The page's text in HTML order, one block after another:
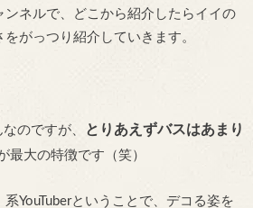
ンネルで、どこから紹介したらイイの
がっつり紹介していきます。
のですが、
とりあえずバスはあまり
最大の特徴です（笑）
YouTuberということで、デコる姿を